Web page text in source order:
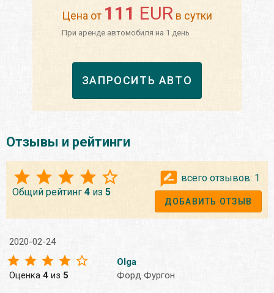
Цена от 111 EUR в сутки
При аренде автомобиля на 1 день
ЗАПРОСИТЬ АВТО
Отзывы и рейтинги
Общий рейтинг 4 из 5
всего отзывов: 1
ДОБАВИТЬ ОТЗЫВ
2020-02-24
Оценка 4 из 5
Olga
Форд Фургон